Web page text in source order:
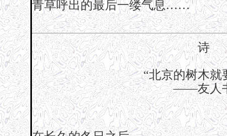
青草呼出的最后一缕气息……
诗
“北京的树木就
——友人